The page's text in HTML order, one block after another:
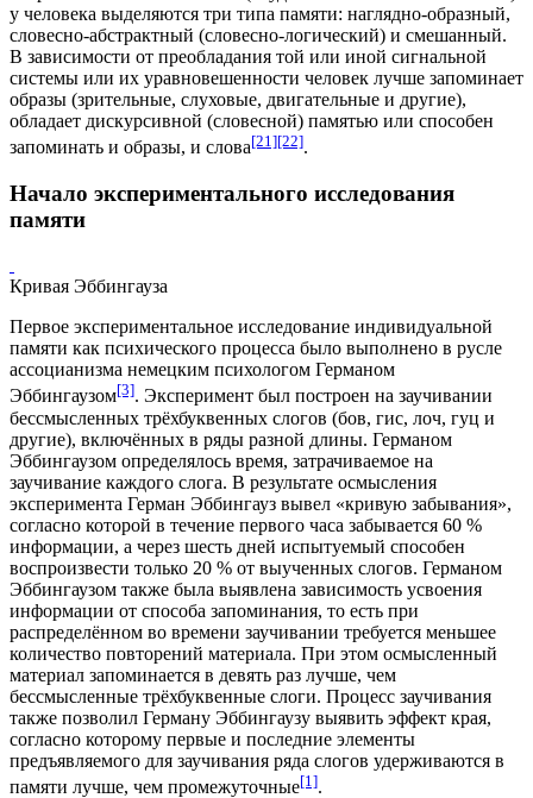
у человека выделяются три типа памяти: наглядно-образный,
словесно-абстрактный (словесно-логический) и смешанный.
В зависимости от преобладания той или иной сигнальной
системы или их уравновешенности человек лучше запоминает
образы (зрительные, слуховые, двигательные и другие),
обладает дискурсивной (словесной) памятью или способен
запоминать и образы, и слова[21][22].
Начало экспериментального исследования
памяти
Кривая Эббингауза
Первое экспериментальное исследование индивидуальной
памяти как психического процесса было выполнено в русле
ассоцианизма немецким психологом Германом
Эббингаузом[3]. Эксперимент был построен на заучивании
бессмысленных трёхбуквенных слогов (бов, гис, лоч, гуц и
другие), включённых в ряды разной длины. Германом
Эббингаузом определялось время, затрачиваемое на
заучивание каждого слога. В результате осмысления
эксперимента Герман Эббингауз вывел «кривую забывания»,
согласно которой в течение первого часа забывается 60 %
информации, а через шесть дней испытуемый способен
воспроизвести только 20 % от выученных слогов. Германом
Эббингаузом также была выявлена зависимость усвоения
информации от способа запоминания, то есть при
распределённом во времени заучивании требуется меньшее
количество повторений материала. При этом осмысленный
материал запоминается в девять раз лучше, чем
бессмысленные трёхбуквенные слоги. Процесс заучивания
также позволил Герману Эббингаузу выявить эффект края,
согласно которому первые и последние элементы
предъявляемого для заучивания ряда слогов удерживаются в
памяти лучше, чем промежуточные[1].